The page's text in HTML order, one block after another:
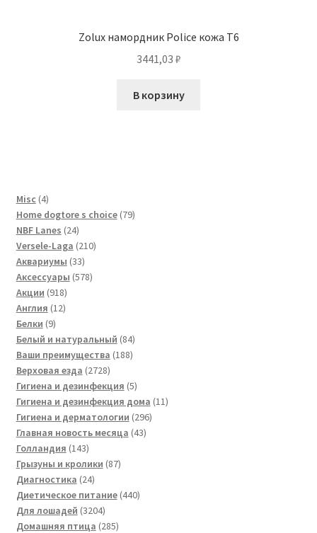
Zolux намордник Police кожа T6
3441,03 ₽
В корзину
Misc 44
товара
Home dogtore s choice 7979
NBF Lanes 2424
товара
Versele-Laga 210210
Аквариумы 3333
товара
Аксессуары 578578
Акции 918918
товаров
Англия 1212
Белки 99
товаров
Белый и натуральный 8484
товара
Ваши преимущества 188188
Верховая езда 27282728
товаров
Гигиена и дезинфекция 55
товаров
Гигиена и дезинфекция дома 1111
Гигиена и дерматологии 296296
Главная новость месяца 4343
Голландия 143143
товара
Грызуны и кролики 8787
Диагностика 2424
товара
Диетическое питание 440440
Для лошадей 32043204
товара
Домашняя птица 285285